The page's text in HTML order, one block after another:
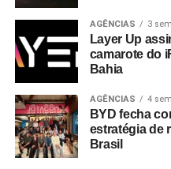
AGÊNCIAS 3
Layer Up
camarote do
Bahia
AGÊNCIAS 4
BYD fecha
estratégia de
Brasil